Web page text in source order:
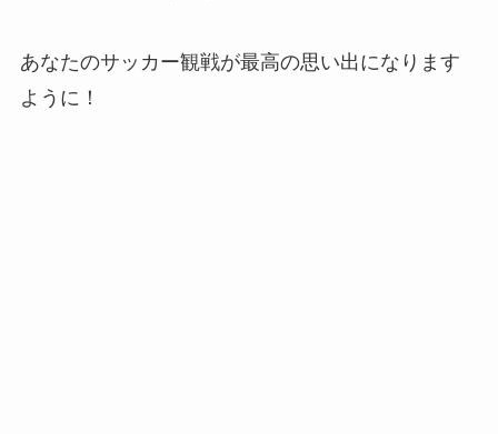
あなたのサッカー観戦が最高の思い出になります
ように！